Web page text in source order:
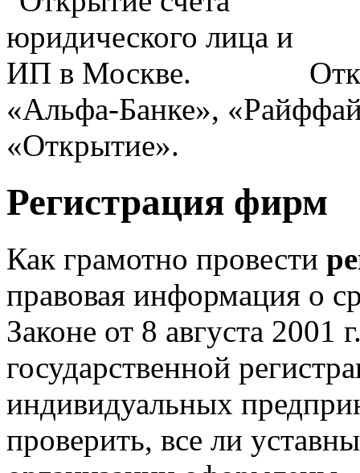
«Альфа-Банке»,
«Открытие».
Регистрация фирм
Как грамотно провести
правовая информация о
Законе от 8 августа
государственной
индивидуальных
проверить, все ли